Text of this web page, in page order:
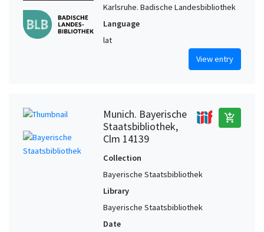
Karlsruhe. Badische Landesbibliothek
Language
lat
View entry
Munich. Bayerische
Staatsbibliothek,
Clm 14139
add_shopping_cart
Collection
Bayerische Staatsbibliothek
Library
Bayerische Staatsbibliothek
Date